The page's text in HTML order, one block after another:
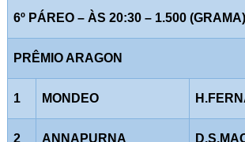
6º PÁREO – ÀS 20:30 – 1.500 (GRAMA)
PRÊMIO ARAGON
1 MONDEO
2 ANNAPURNA